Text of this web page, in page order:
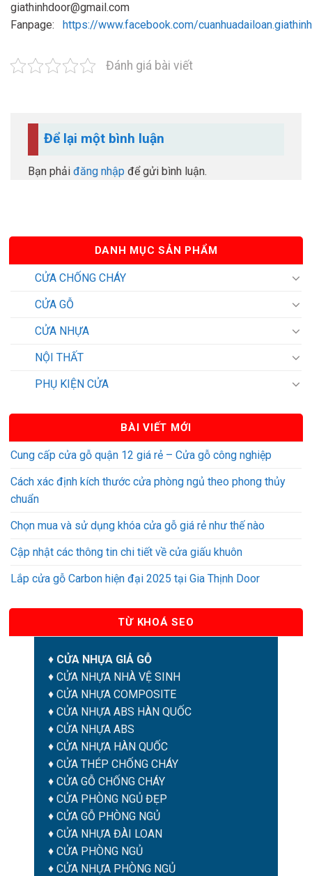
giathinhdoor@gmail.com
Fanpage:
https://www.facebook.com/
Đánh giá bài viết
Để lại một bình luận
Bạn phải đăng nhập để gửi bình luận.
DANH MỤC SẢN PHẨM
CỬA CHỐNG CHÁY
CỬA GỖ
CỬA NHỰA
NỘI THẤT
PHỤ KIỆN CỬA
BÀI VIẾT MỚI
Cung cấp cửa gỗ quận 12 giá rẻ – Cửa gỗ công nghiệp
Cách xác định kích thước cửa phòng ngủ theo phong thủy
chuẩn
Chọn mua và sử dụng khóa cửa gỗ giá rẻ như thế nào
Cập nhật các thông tin chi tiết về cửa giấu khuôn
Lắp cửa gỗ Carbon hiện đại 2025 tại Gia Thịnh Door
TỪ KHOÁ SEO
♦ CỬA NHỰA GIẢ GỖ
♦ CỬA NHỰA NHÀ VỆ SINH
♦ CỬA NHỰA COMPOSITE
♦ CỬA NHỰA ABS HÀN QUỐC
♦ CỬA NHỰA ABS
♦ CỬA NHỰA HÀN QUỐC
♦ CỬA THÉP CHỐNG CHÁY
♦ CỬA GỖ CHỐNG CHÁY
♦ CỬA PHÒNG NGỦ ĐẸP
♦ CỬA GỖ PHÒNG NGỦ
♦ CỬA NHỰA ĐÀI LOAN
♦ CỬA PHÒNG NGỦ
♦ CỬA NHỰA PHÒNG NGỦ